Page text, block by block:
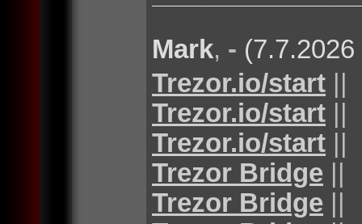
Mark, -
Trezor.io/start ||
Trezor.io/start ||
Trezor.io/start ||
Trezor Bridge ||
Trezor Bridge ||